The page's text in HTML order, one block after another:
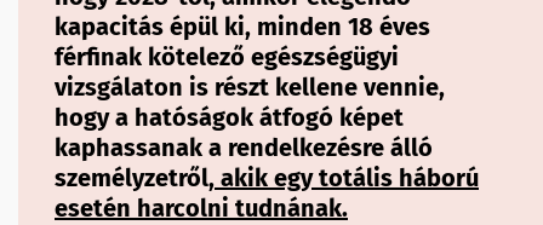
kapacitás épül ki, minden 18 éves
férfinak kötelező egészségügyi
vizsgálaton is részt kellene vennie,
hogy a hatóságok átfogó képet
kaphassanak a rendelkezésre álló
személyzetről, akik egy totális háború
esetén harcolni tudnának.